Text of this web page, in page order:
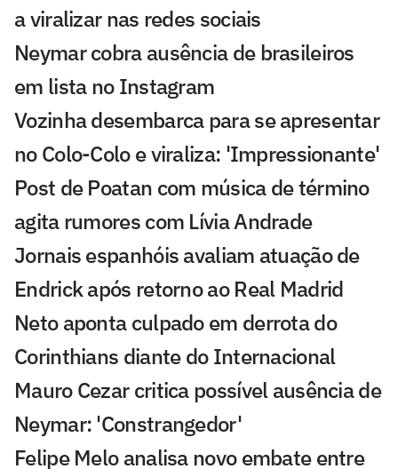
a viralizar nas redes sociais
Neymar cobra ausência de brasileiros
em lista no Instagram
Vozinha desembarca para se apresentar
no Colo-Colo e viraliza: 'Impressionante'
Post de Poatan com música de término
agita rumores com Lívia Andrade
Jornais espanhóis avaliam atuação de
Endrick após retorno ao Real Madrid
Neto aponta culpado em derrota do
Corinthians diante do Internacional
Mauro Cezar critica possível ausência de
Neymar: 'Constrangedor'
Felipe Melo analisa novo embate entre